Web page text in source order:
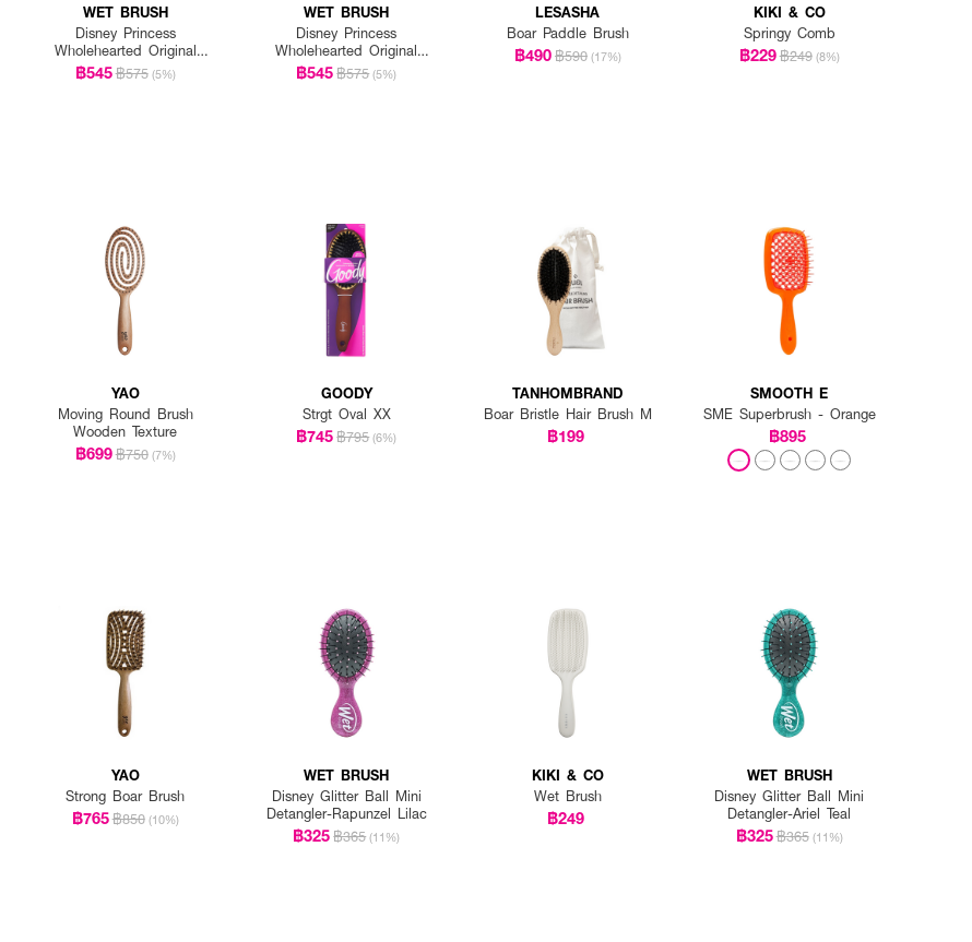
WET BRUSH
Disney Princess
Wholehearted Original
Detangler-Belle Light Pink
฿545฿575 (5%)
WET BRUSH
Disney Princess
Wholehearted Original
Detangler-Ariel Purple
฿545฿575 (5%)
LESASHA
Boar Paddle Brush
฿490฿590 (17%)
KIKI & CO
Springy Comb
฿229฿249 (8%)
YAO
Moving Round Brush
Wooden Texture
฿699฿750 (7%)
GOODY
Strgt Oval XX
฿745฿795 (6%)
TANHOMBRAND
Boar Bristle Hair Brush M
฿199
SMOOTH E
SME Superbrush - Orange
฿895
YAO
Strong Boar Brush
฿765฿850 (10%)
WET BRUSH
Disney Glitter Ball Mini
Detangler-Rapunzel Lilac
฿325฿365 (11%)
KIKI & CO
Wet Brush
฿249
WET BRUSH
Disney Glitter Ball Mini
Detangler-Ariel Teal
฿325฿365 (11%)